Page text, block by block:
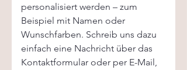
personalisiert werden – zum
Beispiel mit Namen oder
Wunschfarben. Schreib uns dazu
einfach eine Nachricht über das
Kontaktformular oder per E-Mail,